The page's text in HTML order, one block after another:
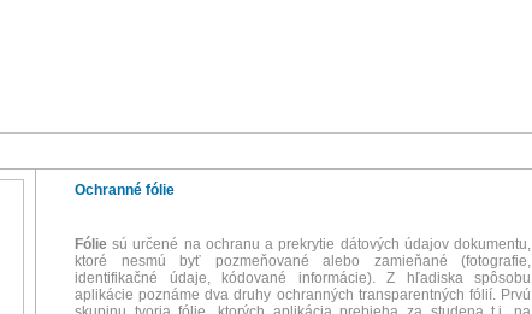
Ochranné fólie
Fólie sú určené na ochranu a prekrytie dátových údajov dokumentu,
ktoré nesmú byť pozmeňované alebo zamieňané (fotografie,
identifikačné údaje, kódované informácie). Z hľadiska spôsobu
aplikácie poznáme dva druhy ochranných transparentných fólií. Prvú